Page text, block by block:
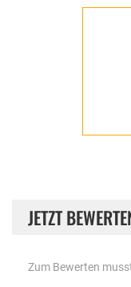
JETZT
Zum Bewerten